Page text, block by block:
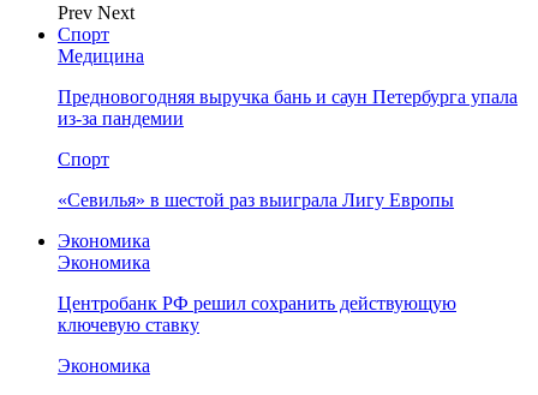
Prev Next
Спорт
Медицина
Предновогодняя выручка бань и саун Петербурга упала
из-за пандемии
Спорт
«Севилья» в шестой раз выиграла Лигу Европы
Экономика
Экономика
Центробанк РФ решил сохранить действующую
ключевую ставку
Экономика